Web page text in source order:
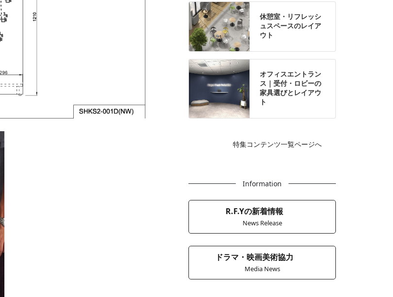
休憩室・リフレッシ
ュスペースのレイア
ウト
オフィスエントラン
ス｜受付・ロビーの
家具選びとレイアウ
ト
特集コンテンツ一覧ページへ
Information
R.F.Yの新着情報
News Release
ドラマ・映画美術協力
Media News